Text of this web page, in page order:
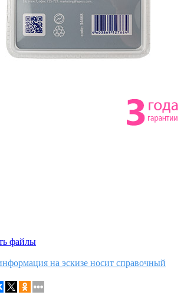
файлы
на эскизе носит справочный